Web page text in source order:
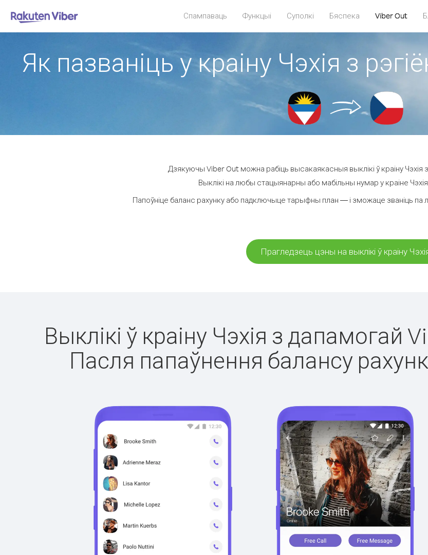
Спампаваць Функцыі Суполкі Бяспека Viber Out
Як пазваніць у краіну Чэхія з
Дзякуючы Viber Out можна рабіць высакаякасныя выклікі ў краіну Чэхія
Выклікі на любы стацыянарны або мабільны нумар у краіне Чэхія
Папоўніце баланс рахунку або падключыце тарыфны план — і зможаце званіць па
Прагледзець цэны на выклікі ў краіну
Выклікі ў краіну Чэхія з дапамогай
Пасля папаўнення балансу